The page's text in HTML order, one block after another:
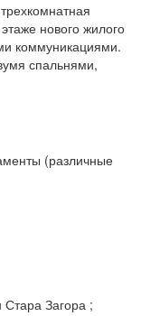
нового жилого
коммуникациями.
спальнями,
(различные
Стара Загора ;